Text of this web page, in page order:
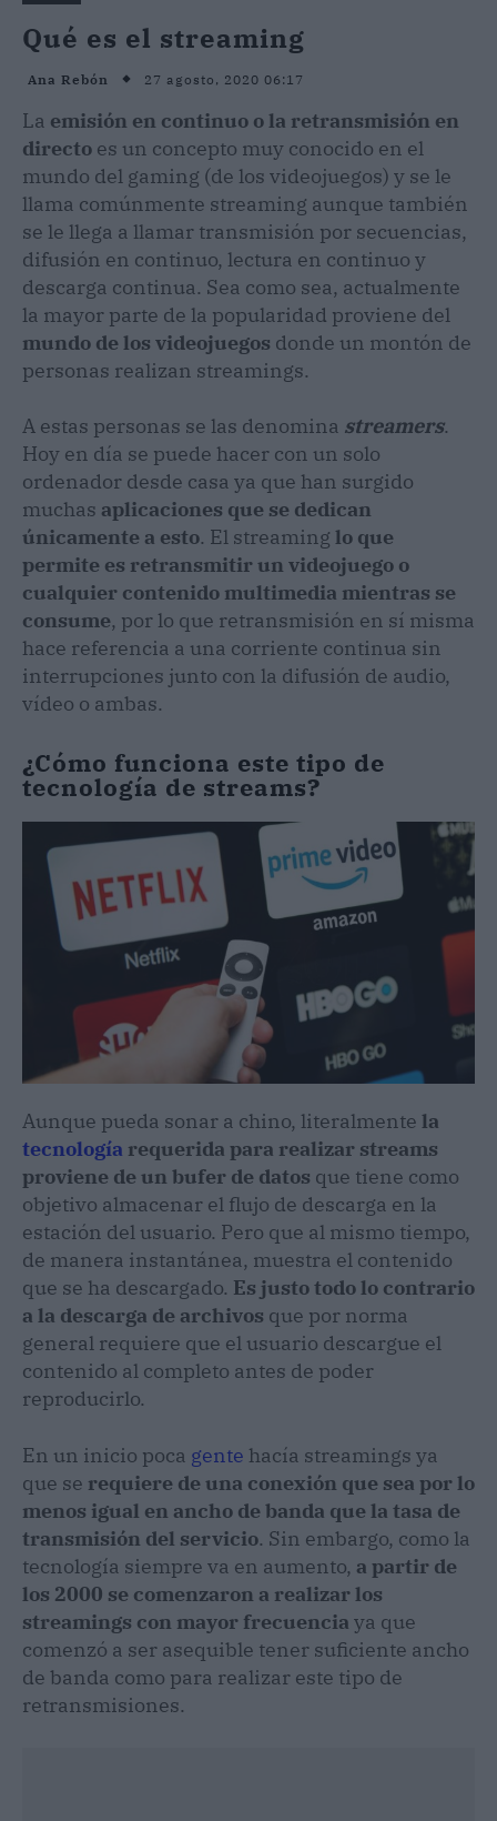
Qué es el streaming
Ana Rebón 27 agosto, 2020 06:17
La emisión en continuo o la retransmisión en
directo es un concepto muy conocido en el
mundo del gaming (de los videojuegos) y se le
llama comúnmente streaming aunque también
se le llega a llamar transmisión por secuencias,
difusión en continuo, lectura en continuo y
descarga continua. Sea como sea, actualmente
la mayor parte de la popularidad proviene del
mundo de los videojuegos donde un montón de
personas realizan streamings.
A estas personas se las denomina streamers.
Hoy en día se puede hacer con un solo
ordenador desde casa ya que han surgido
muchas aplicaciones que se dedican
únicamente a esto. El streaming lo que
permite es retransmitir un videojuego o
cualquier contenido multimedia mientras se
consume, por lo que retransmisión en sí misma
hace referencia a una corriente continua sin
interrupciones junto con la difusión de audio,
vídeo o ambas.
¿Cómo funciona este tipo de
tecnología de streams?
Aunque pueda sonar a chino, literalmente la
tecnología requerida para realizar streams
proviene de un bufer de datos que tiene como
objetivo almacenar el flujo de descarga en la
estación del usuario. Pero que al mismo tiempo,
de manera instantánea, muestra el contenido
que se ha descargado. Es justo todo lo contrario
a la descarga de archivos que por norma
general requiere que el usuario descargue el
contenido al completo antes de poder
reproducirlo.
En un inicio poca gente hacía streamings ya
que se requiere de una conexión que sea por lo
menos igual en ancho de banda que la tasa de
transmisión del servicio. Sin embargo, como la
tecnología siempre va en aumento, a partir de
los 2000 se comenzaron a realizar los
streamings con mayor frecuencia ya que
comenzó a ser asequible tener suficiente ancho
de banda como para realizar este tipo de
retransmisiones.